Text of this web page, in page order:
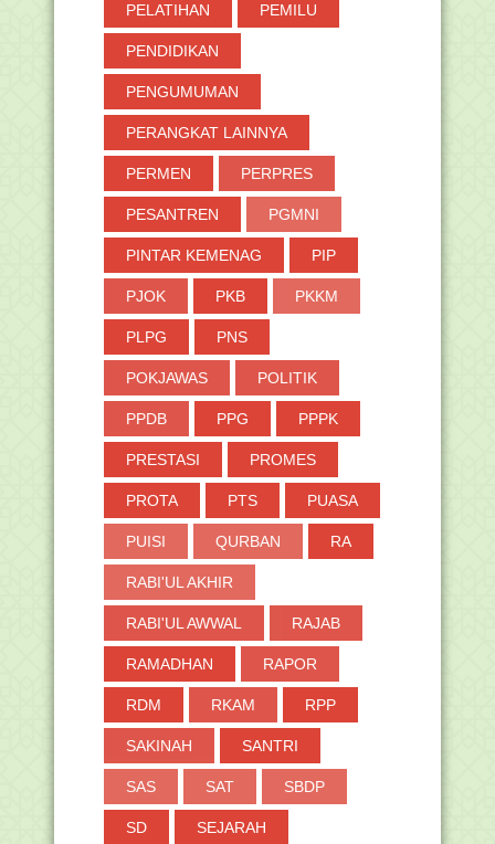
PELATIHAN PEMILU
PENDIDIKAN
PENGUMUMAN
PERANGKAT LAINNYA
PERMEN PERPRES
PESANTREN PGMNI
PINTAR KEMENAG PIP
PJOK PKB PKKM
PLPG PNS
POKJAWAS POLITIK
PPDB PPG PPPK
PRESTASI PROMES
PROTA PTS PUASA
PUISI QURBAN RA
RABI'UL AKHIR
RABI'UL AWWAL RAJAB
RAMADHAN RAPOR
RDM RKAM RPP
SAKINAH SANTRI
SAS SAT SBDP
SD SEJARAH